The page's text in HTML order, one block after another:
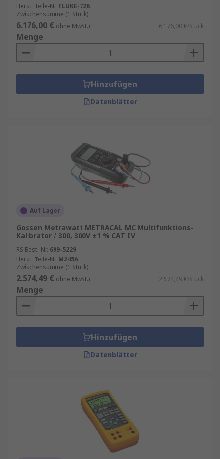
Herst. Teile-Nr. FLUKE-726
Zwischensumme (1 Stück)
6.176,00 €(ohne MwSt.) 6.176,00 €/Stück
Menge
Hinzufügen
Datenblätter
Auf Lager
Gossen Metrawatt METRACAL MC Multifunktions-
Kalibrator / 300, 300V ±1 % CAT IV
RS Best.-Nr. 699-5229
Herst. Teile-Nr. M245A
Zwischensumme (1 Stück)
2.574,49 €(ohne MwSt.) 2.574,49 €/Stück
Menge
Hinzufügen
Datenblätter